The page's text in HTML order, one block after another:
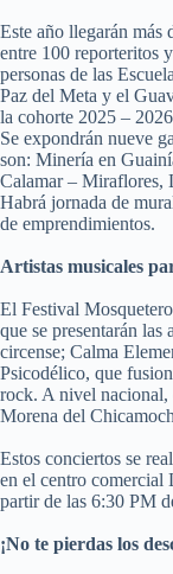
Este año llegarán más
entre 100 reporteritos
personas de las
Paz del Meta y el
la cohorte 2025 –
Se expondrán nueve
son: Minería en
Calamar – Miraflores,
Habrá jornada de
de emprendimientos.
Artistas musicales
El Festival
que se presentarán las
circense; Calma
Psicodélico, que
rock. A nivel nacional,
Morena del
Estos conciertos se
en el centro
partir de las 6:30 PM
¡No te pierdas los